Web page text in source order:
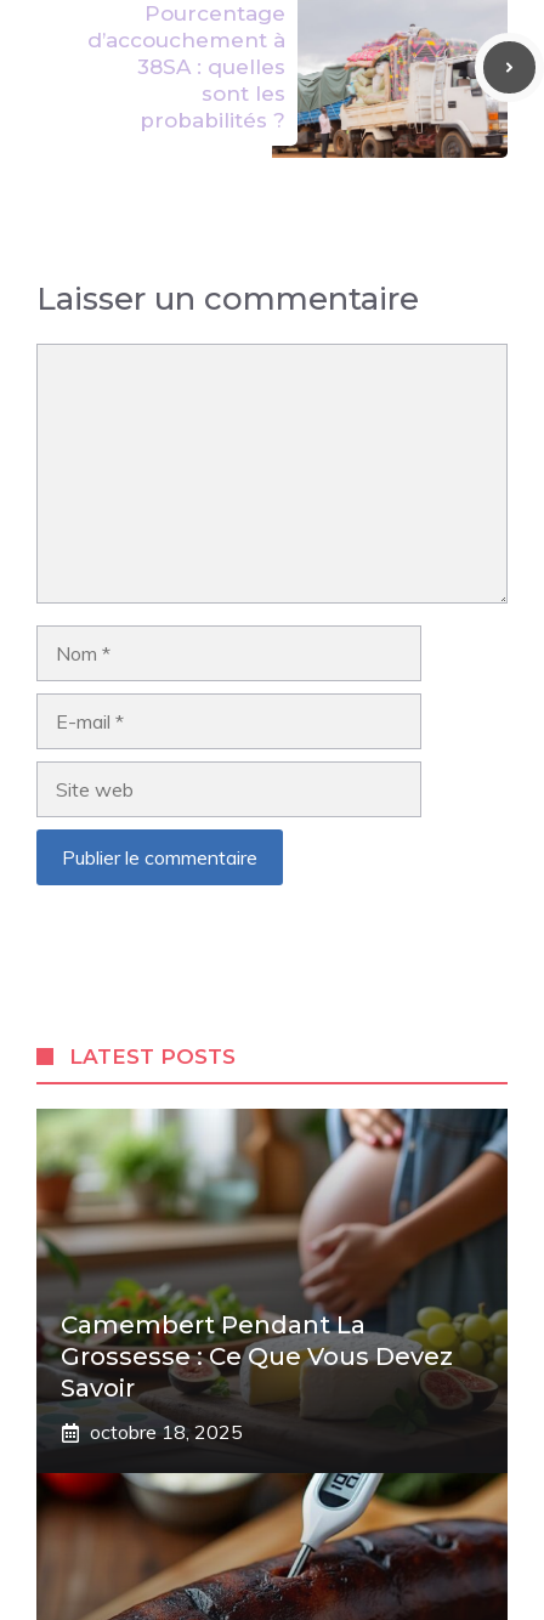
Pourcentage
d’accouchement à
38SA : quelles
sont les
probabilités ?
Laisser un commentaire
LATEST POSTS
Camembert Pendant La
Grossesse : Ce Que Vous Devez
Savoir
octobre 18, 2025